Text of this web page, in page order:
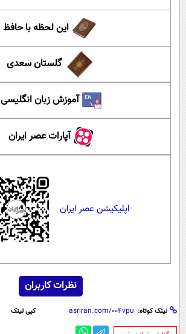
این لحظه با حافظ
گلستان سعدی
آموزش زبان انگلیسی
آپارات عصر ایران
اپلیکیشن عصر ایران
نظرات کاربران
لینک کوتاه: کپی لینک